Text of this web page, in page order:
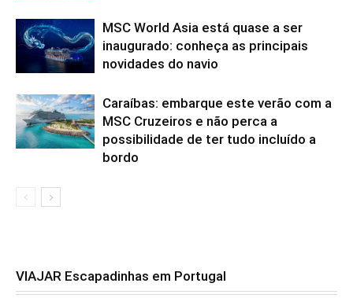
MSC World Asia está quase a ser
inaugurado: conheça as principais
novidades do navio
Caraíbas: embarque este verão com a
MSC Cruzeiros e não perca a
possibilidade de ter tudo incluído a
bordo
VIAJAR Escapadinhas em Portugal